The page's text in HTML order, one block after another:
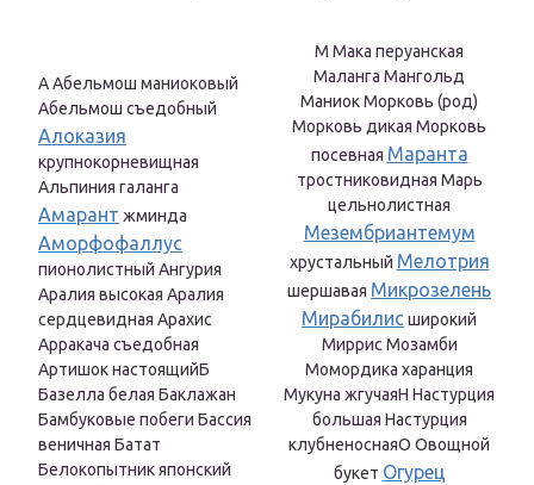
А Абельмош маниоковый
Абельмош съедобный
Алоказия
крупнокорневищная
Альпиния галанга
Амарант жминда
Аморфофаллус
пионолистный Ангурия
Аралия высокая Аралия
сердцевидная Арахис
Арракача съедобная
Артишок настоящийБ
Базелла белая Баклажан
Бамбуковые побеги Бассия
веничная Батат
Белокопытник японский
М Мака перуанская
Маланга Мангольд
Маниок Морковь (род)
Морковь дикая Морковь
посевная Маранта
тростниковидная Марь
цельнолистная
Мезембриантемум
хрустальный Мелотрия
шершавая Микрозелень
Мирабилис широкий
Миррис Мозамби
Момордика харанция
Мукуна жгучаяН Настурция
большая Настурция
клубненоснаяО Овощной
букет Огурец